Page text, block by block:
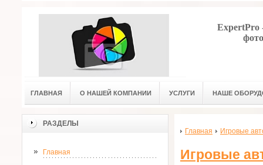
ExpertPro
ГЛАВНАЯ О НАШЕЙ КОМПАНИИ УСЛУГИ НАШЕ
РАЗДЕЛЫ
Главная
Главная Игровые
Игровые